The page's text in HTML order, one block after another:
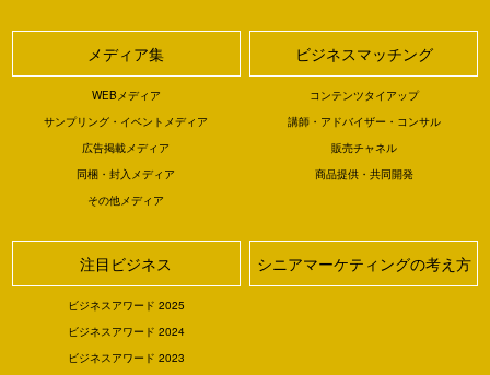
メディア集
WEBメディア
サンプリング・イベントメディア
広告掲載メディア
同梱・封入メディア
その他メディア
ビジネスマッチング
コンテンツタイアップ
講師・アドバイザー・コンサル
販売チャネル
商品提供・共同開発
注目ビジネス
ビジネスアワード 2025
ビジネスアワード 2024
ビジネスアワード 2023
シニアマーケティングの考え方